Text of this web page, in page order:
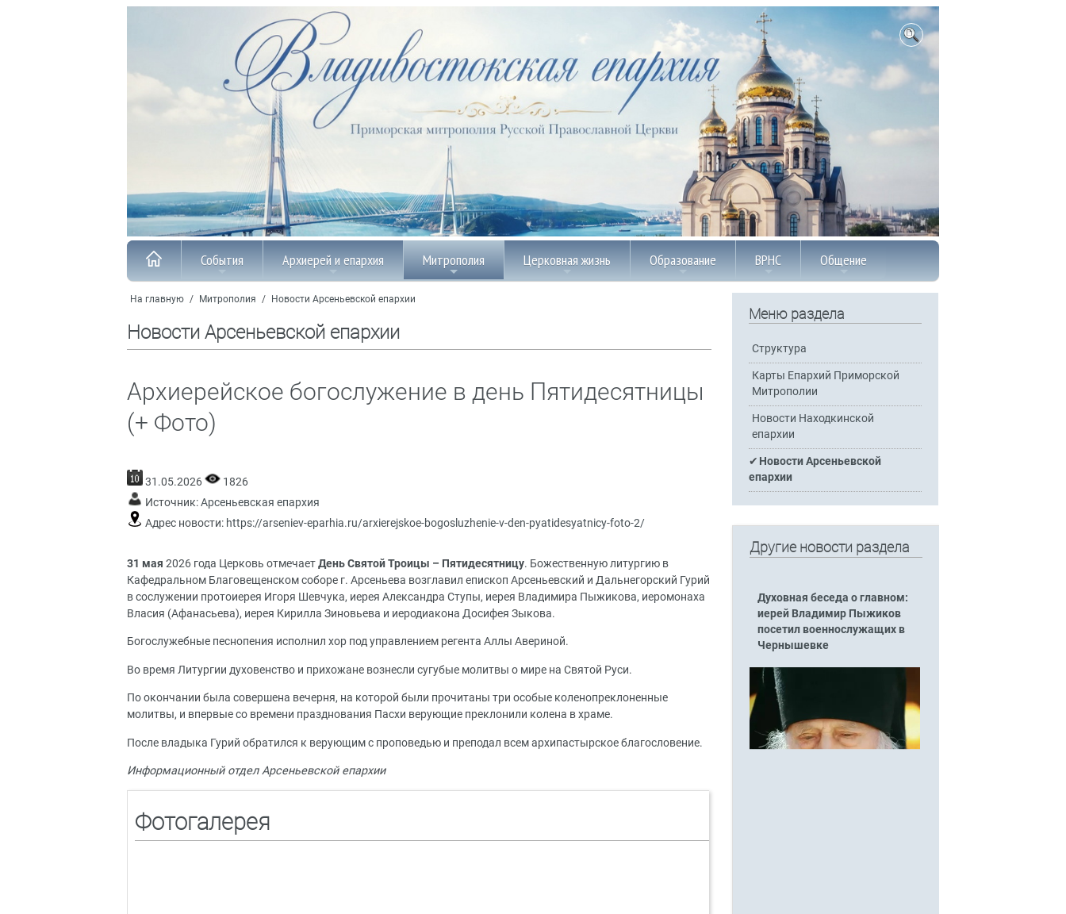
События Архиерей и епархия Митрополия Церковная жизнь Образование ВРНС Общение
На главную / Митрополия / Новости Арсеньевской епархии
Новости Арсеньевской епархии
Архиерейское богослужение в день Пятидесятницы
(+ Фото)
31.05.2026
1826
Источник:Арсеньевская епархия
Адрес новости: https://arseniev-eparhia.ru/arxierejskoe-bogosluzhenie-v-den-pyatidesyatnicy-foto-2/
31 мая 2026 года Церковь отмечаетДень Святой Троицы – Пятидесятницу. Божественную литургию в
Кафедральном Благовещенском соборе г. Арсеньева возглавил епископ Арсеньевский и Дальнегорский Гурий
в сослужении протоиерея Игоря Шевчука, иерея Александра Ступы, иерея Владимира Пыжикова, иеромонаха
Власия (Афанасьева), иерея Кирилла Зиновьева и иеродиакона Досифея Зыкова.
Богослужебные песнопения исполнил хор под управлением регента Аллы Авериной.
Во время Литургии духовенство и прихожане вознесли сугубые молитвы о мире на Святой Руси.
По окончании была совершена вечерня, на которой были прочитаны три особые коленопреклоненные
молитвы, и впервые со времени празднования Пасхи верующие преклонили колена в храме.
После владыка Гурий обратился к верующим с проповедью и преподал всем архипастырское благословение.
Информационный отдел Арсеньевской епархии
Фотогалерея
Меню раздела
Структура
Карты Епархий Приморской
Митрополии
Новости Находкинской
епархии
Новости Арсеньевской
епархии
Другие новости раздела
Духовная беседа о главном:
иерей Владимир Пыжиков
посетил военнослужащих в
Чернышевке